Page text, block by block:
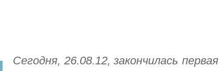
Сегодня, 26.08.12, закончилась